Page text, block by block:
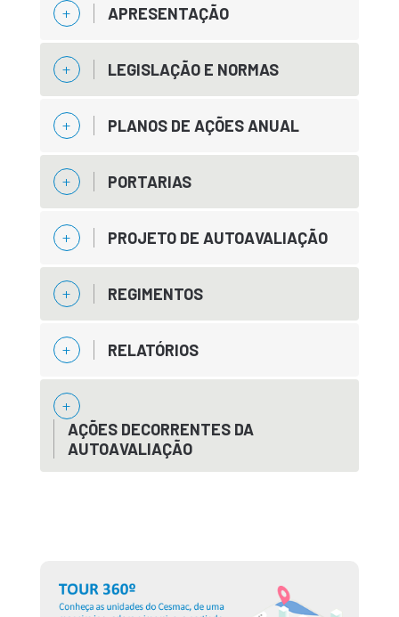
APRESENTAÇÃO
LEGISLAÇÃO E NORMAS
PLANOS DE AÇÕES ANUAL
PORTARIAS
PROJETO DE AUTOAVALIAÇÃO
REGIMENTOS
RELATÓRIOS
AÇÕES DECORRENTES DA
AUTOAVALIAÇÃO